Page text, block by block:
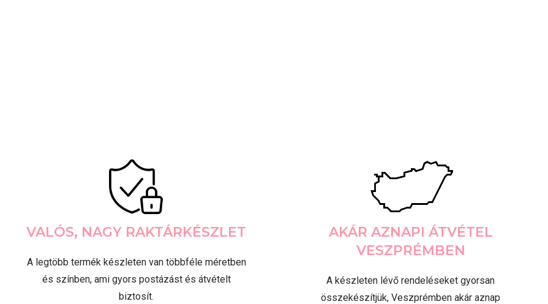
VALÓS, NAGY RAKTÁRKÉSZLET
A legtöbb termék készleten van többféle méretben
és színben, ami gyors postázást és átvételt
biztosít.
AKÁR AZNAPI ÁTVÉTEL
VESZPRÉMBEN
A készleten lévő rendeléseket gyorsan
összekészítjük, Veszprémben akár aznap